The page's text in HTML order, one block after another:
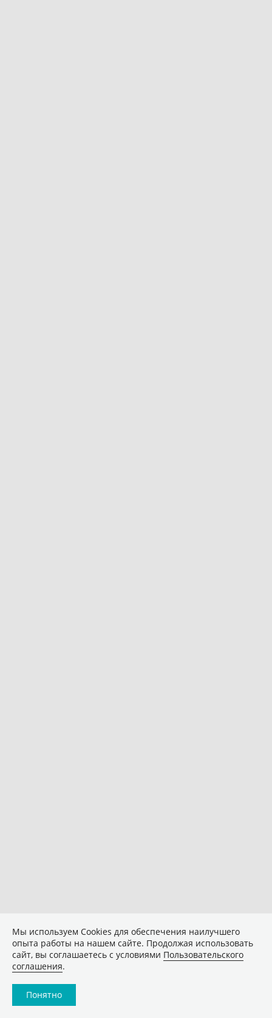
Мы используем Сookies для обеспечения наилучшего
опыта работы на нашем сайте. Продолжая использовать
сайт, вы соглашаетесь с условиями Пользовательского
соглашения.
Понятно